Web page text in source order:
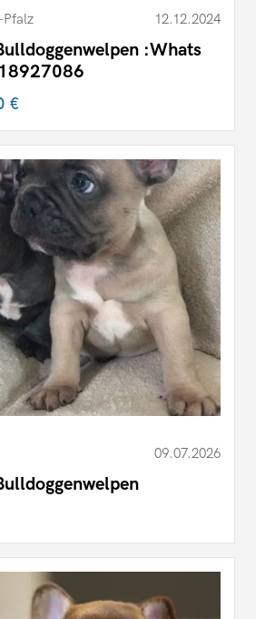
Pfalz 12.12.2024
:Whats
€
09.07.2026